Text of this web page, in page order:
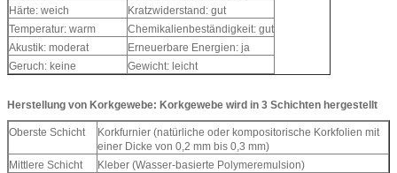
Härte: weich
Kratzwiderstand: gut
Temperatur: warm
Chemikalienbeständigkeit: gut
Akustik: moderat
Erneuerbare Energien: ja
Geruch: keine
Gewicht: leicht
Herstellung von Korkgewebe: Korkgewebe wird in 3 Schichten hergestellt
Oberste Schicht
Korkfurnier (natürliche oder kompositorische Korkfolien mit
einer Dicke von 0,2 mm bis 0,3 mm)
Mittlere Schicht
Kleber (Wasser-basierte Polymeremulsion)